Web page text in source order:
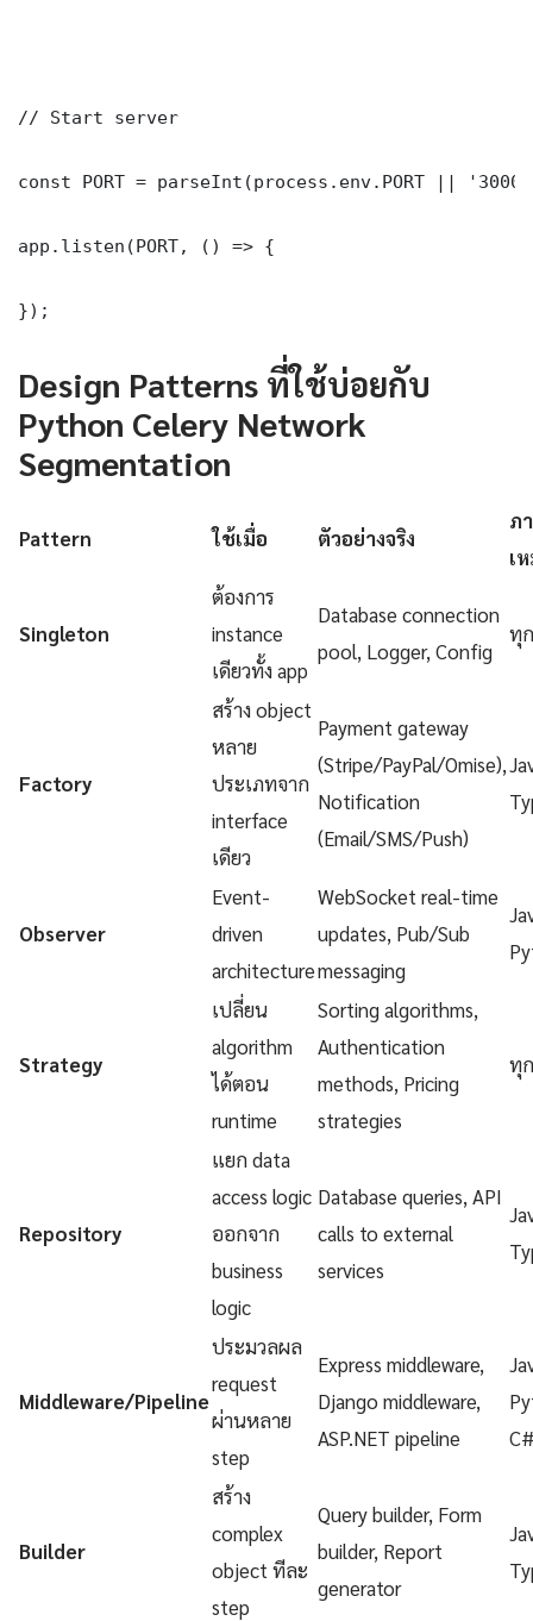
// Start server
const PORT = parseInt(process.env.PORT ||
app.listen(PORT, () => {
});
Design Patterns ที่ใช้บ่อยกับ
Python Celery Network
Segmentation
Pattern ใช้เมื่อ ตัวอย่างจริง
ภ
เ
Singleton
ต้องการ
instance
เดียวทั้ง app
Database connection
pool, Logger, Config
ทุ
Factory
สร้าง object
หลาย
ประเภทจาก
interface
เดียว
Payment gateway
(Stripe/PayPal/Omise),
Notification
(Email/SMS/Push)
Observer
Event-
driven
architecture
WebSocket real-time
updates, Pub/Sub
messaging
Strategy
เปลี่ยน
algorithm
ได้ตอน
runtime
Sorting algorithms,
Authentication
methods, Pricing
strategies
ทุ
Repository
แยก data
access logic
ออกจาก
business
logic
Database queries, API
calls to external
services
Middleware/Pipeline
ประมวลผล
request
ผ่านหลาย
step
Express middleware,
Django middleware,
ASP.NET pipeline
Builder
สร้าง
complex
object ทีละ
step
Query builder, Form
builder, Report
generator